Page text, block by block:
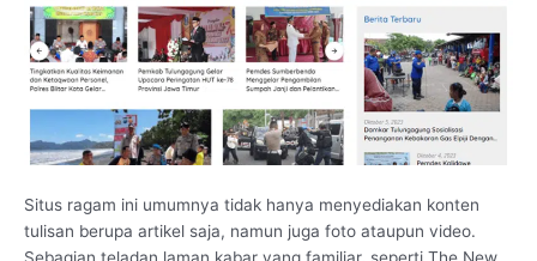
Situs ragam ini umumnya tidak hanya menyediakan konten
tulisan berupa artikel saja, namun juga foto ataupun video.
Sebagian teladan laman kabar yang familiar, seperti The New